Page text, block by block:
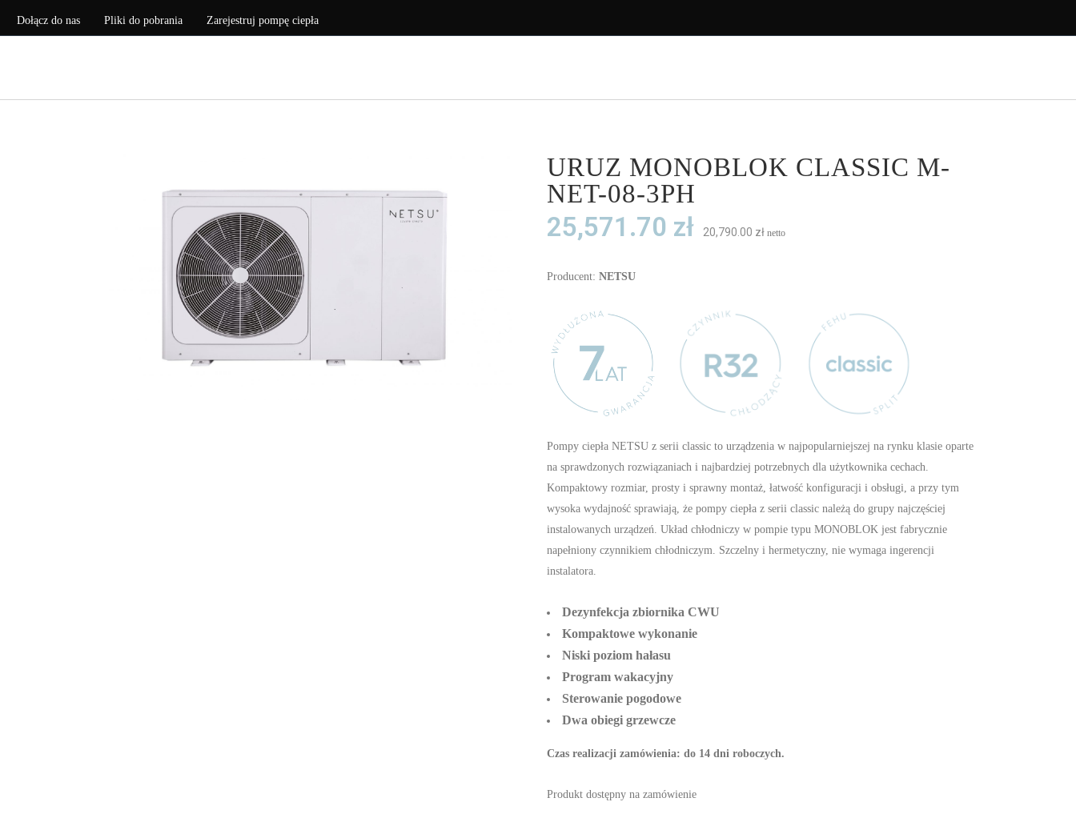
Dołącz do nas Pliki do pobrania Zarejestruj pompę ciepła
URUZ MONOBLOK CLASSIC M-
NET-08-3PH
25,571.70 zł 20,790.00 złnetto
Producent: NETSU
Pompy ciepła NETSU z serii classic to urządzenia w najpopularniejszej na rynku klasie oparte
na sprawdzonych rozwiązaniach i najbardziej potrzebnych dla użytkownika cechach.
Kompaktowy rozmiar, prosty i sprawny montaż, łatwość konfiguracji i obsługi, a przy tym
wysoka wydajność sprawiają, że pompy ciepła z serii classic należą do grupy najczęściej
instalowanych urządzeń. Układ chłodniczy w pompie typu MONOBLOK jest fabrycznie
napełniony czynnikiem chłodniczym. Szczelny i hermetyczny, nie wymaga ingerencji
instalatora.
Dezynfekcja zbiornika CWU
Kompaktowe wykonanie
Niski poziom hałasu
Program wakacyjny
Sterowanie pogodowe
Dwa obiegi grzewcze
Czas realizacji zamówienia: do 14 dni roboczych.
Produkt dostępny na zamówienie